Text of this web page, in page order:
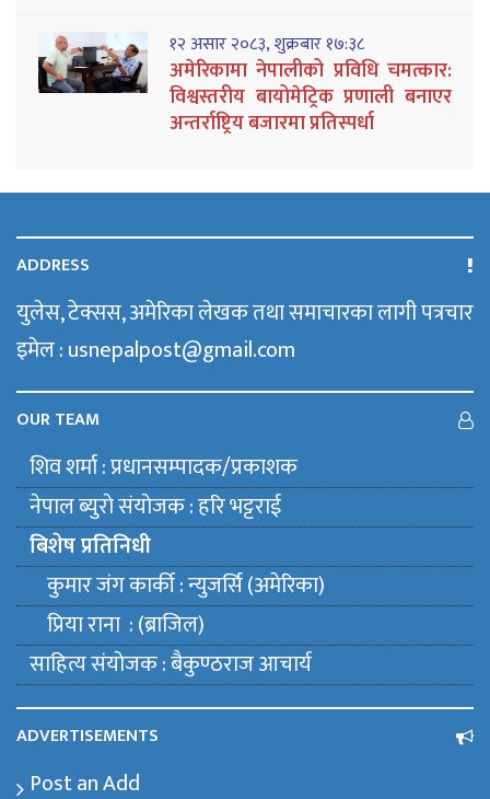
१२ असार २०८३, शुक्रबार १७:३८
अमेरिकामा नेपालीको प्रविधि चमत्कार:
विश्वस्तरीय बायोमेट्रिक प्रणाली बनाएर
अन्तर्राष्ट्रिय बजारमा प्रतिस्पर्धा
ADDRESS
युलेस, टेक्सस, अमेरिका लेखक तथा समाचारका लागी पत्रचार
इमेल : usnepalpost@gmail.com
OUR TEAM
शिव शर्मा : प्रधानसम्पादक/प्रकाशक
नेपाल ब्युराे संयाेजक : हरि भट्टराई
बिशेष प्रतिनिधी
कुमार जंग कार्की : न्युजर्सि (अमेरिका)
प्रिया राना : (ब्राजिल)
साहित्य संयाेजक : बैकुण्ठराज आचार्य
ADVERTISEMENTS
Post an Add